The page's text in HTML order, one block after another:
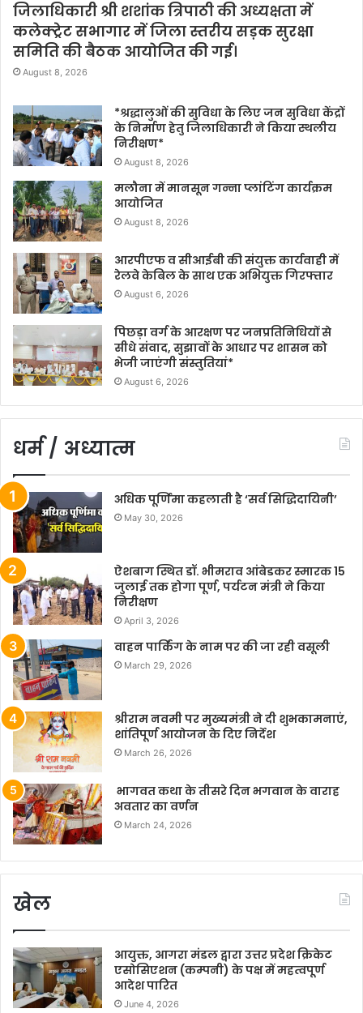
जिलाधिकारी श्री शशांक त्रिपाठी की अध्यक्षता में
कलेक्ट्रेट सभागार में जिला स्तरीय सड़क सुरक्षा
समिति की बैठक आयोजित की गई।
August 8, 2026
*श्रद्धालुओं की सुविधा के लिए जन सुविधा केंद्रों
के निर्माण हेतु जिलाधिकारी ने किया स्थलीय
निरीक्षण*
August 8, 2026
मलौना में मानसून गन्ना प्लांटिंग कार्यक्रम
आयोजित
August 8, 2026
आरपीएफ व सीआईबी की संयुक्त कार्यवाही में
रेलवे केबिल के साथ एक अभियुक्त गिरफ्तार
August 6, 2026
पिछड़ा वर्ग के आरक्षण पर जनप्रतिनिधियों से
सीधे संवाद, सुझावों के आधार पर शासन को
भेजी जाएंगी संस्तुतियां*
August 6, 2026
धर्म / अध्यात्म
अधिक पूर्णिमा कहलाती है ‘सर्व सिद्धिदायिनी’
May 30, 2026
ऐशबाग स्थित डॉ. भीमराव आंबेडकर स्मारक 15
जुलाई तक होगा पूर्ण, पर्यटन मंत्री ने किया
निरीक्षण
April 3, 2026
वाहन पार्किंग के नाम पर की जा रही वसूली
March 29, 2026
श्रीराम नवमी पर मुख्यमंत्री ने दी शुभकामनाएं,
शांतिपूर्ण आयोजन के दिए निर्देश
March 26, 2026
भागवत कथा के तीसरे दिन भगवान के वाराह
अवतार का वर्णन
March 24, 2026
खेल
आयुक्त, आगरा मंडल द्वारा उत्तर प्रदेश क्रिकेट
एसोसिएशन (कम्पनी) के पक्ष में महत्वपूर्ण
आदेश पारित
June 4, 2026